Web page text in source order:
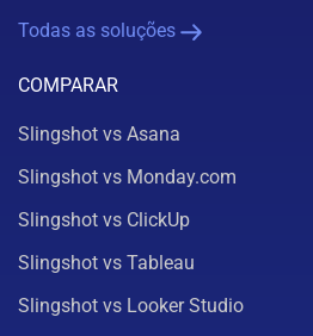
Todas as soluções
COMPARAR
Slingshot vs Asana
Slingshot vs Monday.com
Slingshot vs ClickUp
Slingshot vs Tableau
Slingshot vs Looker Studio